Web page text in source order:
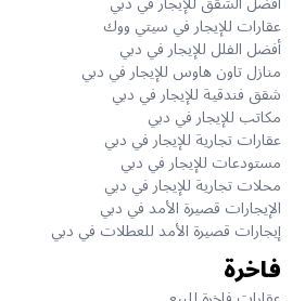
عقارات للإيجار في سيتي ووك
أفضل الفلل للإيجار في دبي
منازل تاون هاوس للإيجار في دبي
شقق فندقية للإيجار في دبي
مكاتب للإيجار في دبي
عقارات تجارية للإيجار في دبي
مستودعات للإيجار في دبي
محلات تجارية للإيجار في دبي
الإيجارات قصيرة الأمد في دبي
إيجارات قصيرة الأمد للعطلات في دبي
فاخرة